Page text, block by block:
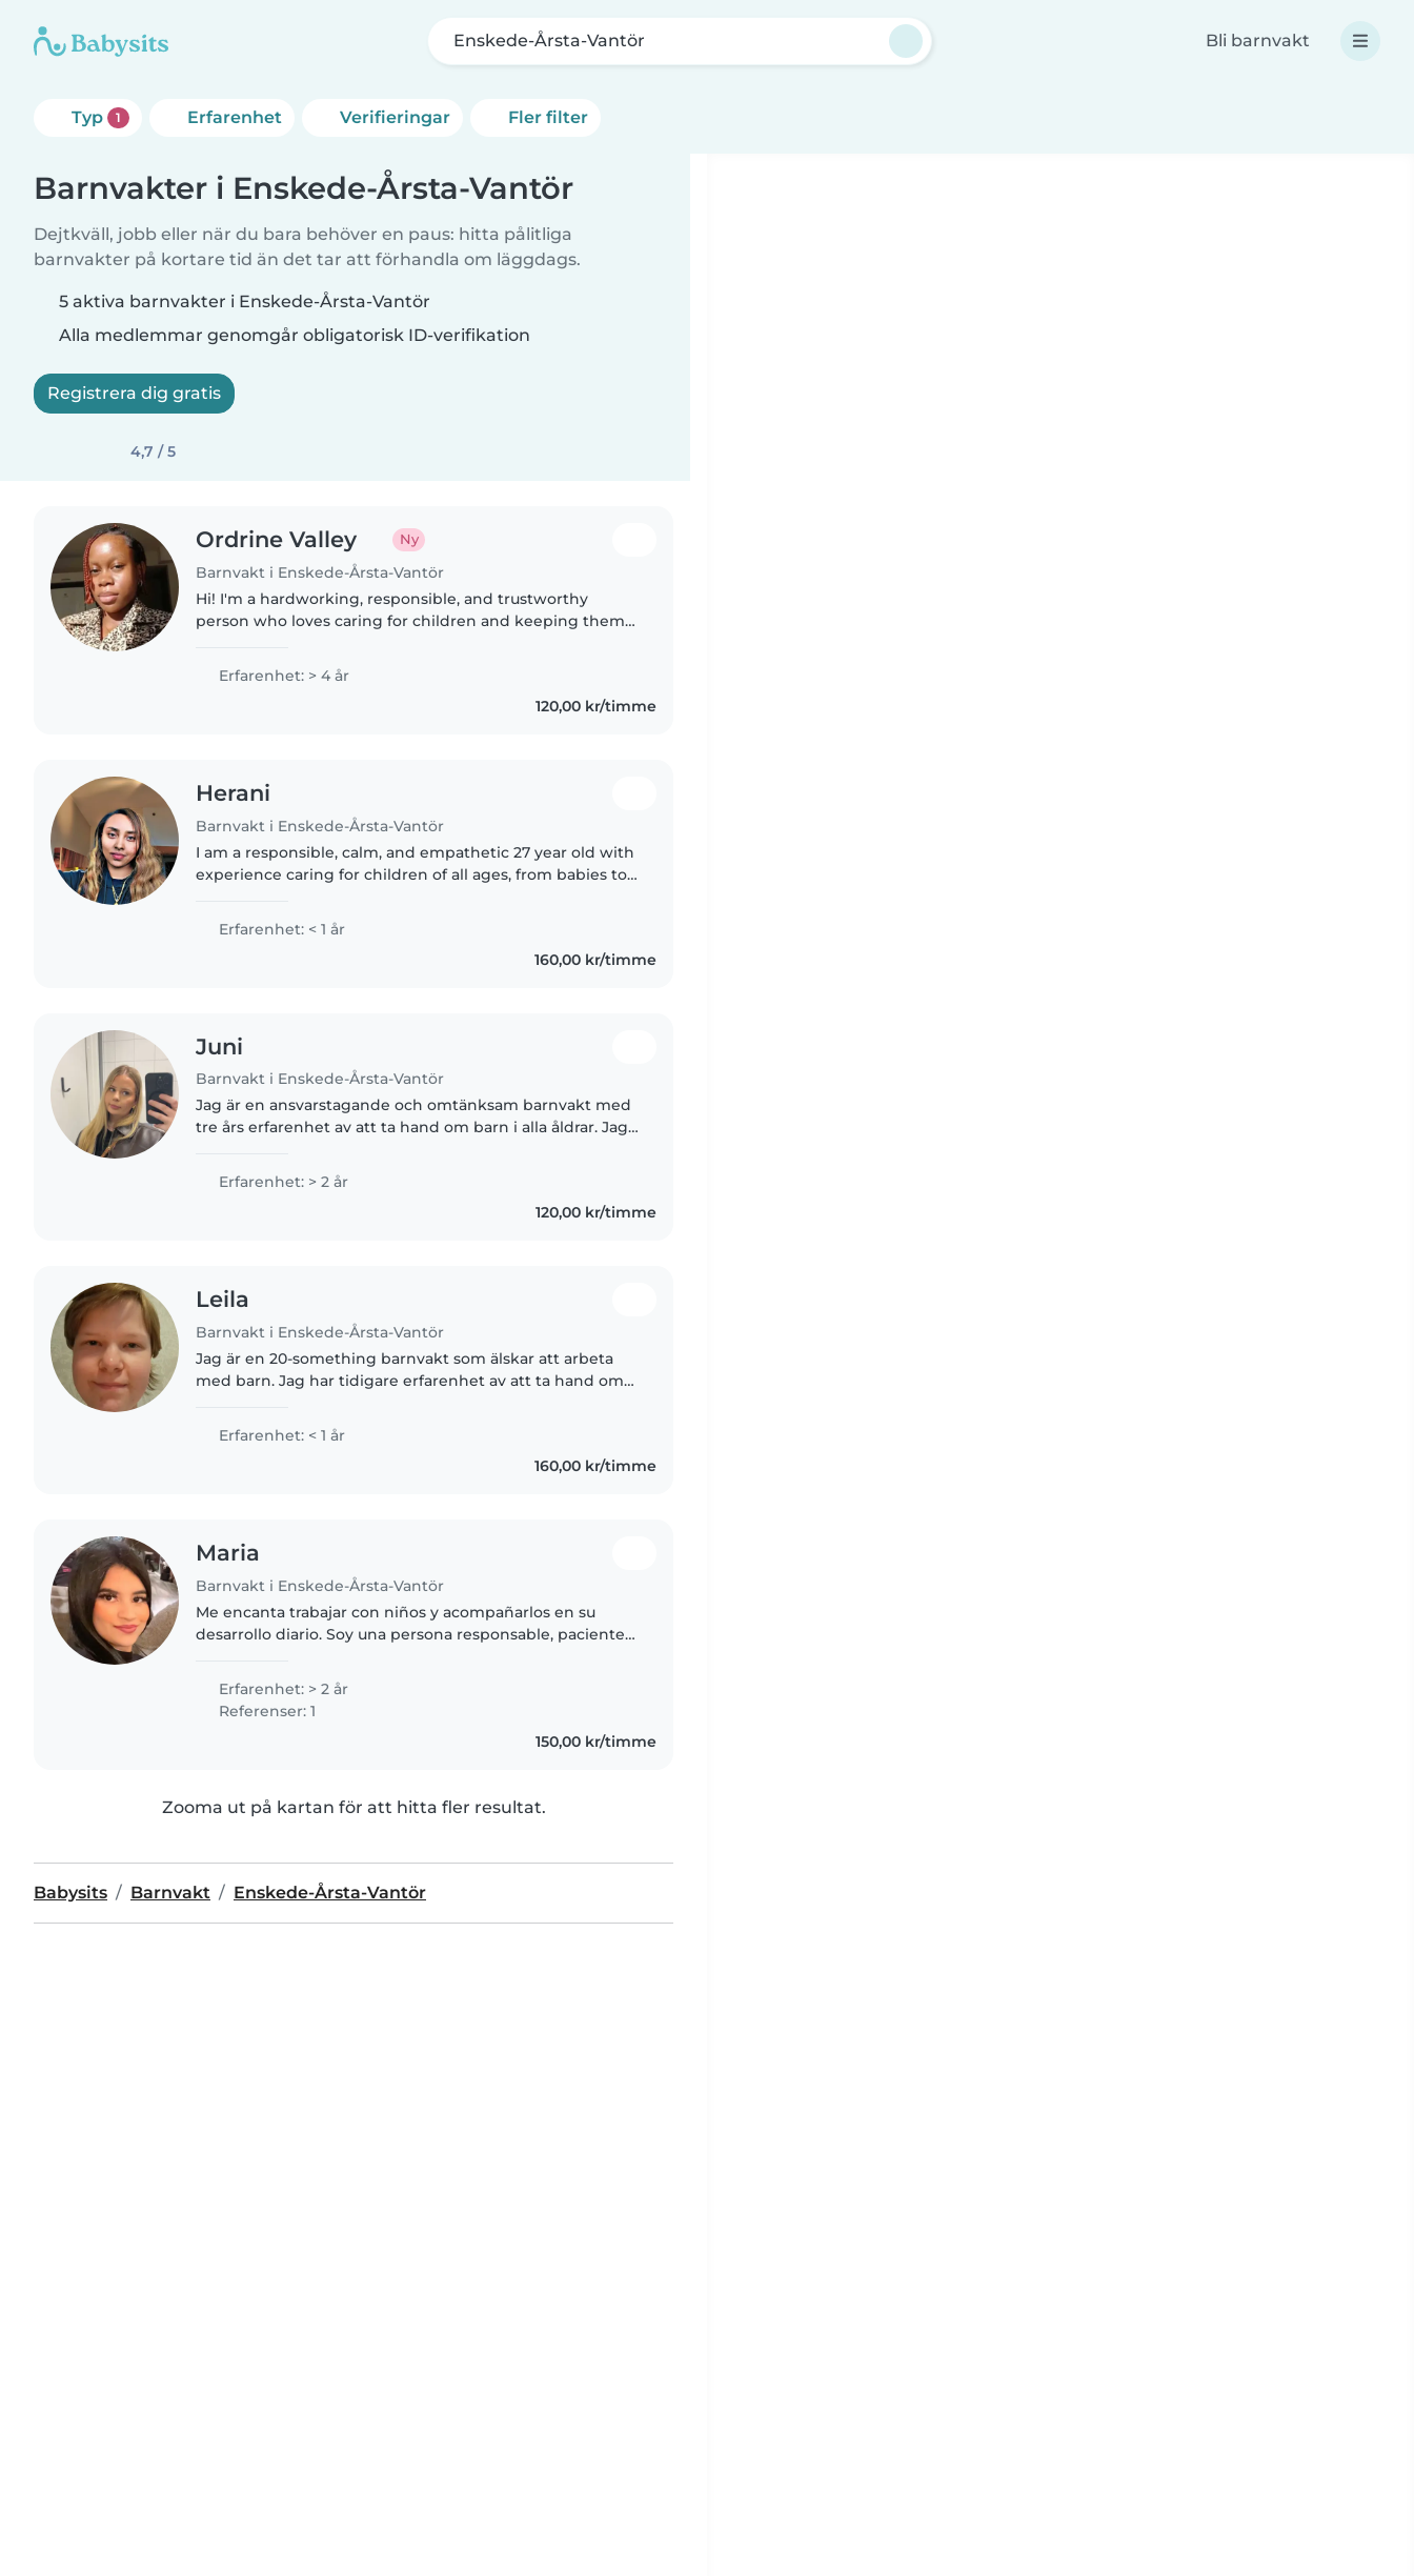
Enskede-Årsta-Vantör Bli barnvakt
Typ 1 Erfarenhet Verifieringar Fler filter
Barnvakter i Enskede-Årsta-Vantör
Dejtkväll, jobb eller när du bara behöver en paus: hitta pålitliga
barnvakter på kortare tid än det tar att förhandla om läggdags.
5 aktiva barnvakter i Enskede-Årsta-Vantör
Alla medlemmar genomgår obligatorisk ID-verifikation
Registrera dig gratis
4,7 / 5
Ordrine Valley Ny
Barnvakt i Enskede-Årsta-Vantör
Hi! I'm a hardworking, responsible, and trustworthy
person who loves caring for children and keeping them
keeping spaces clean..
Erfarenhet: > 4 år
120,00 kr/timme
Herani
Barnvakt i Enskede-Årsta-Vantör
I am a responsible, calm, and empathetic 27 year old with
experience caring for children of all ages, from babies to
Erfarenhet: < 1 år
160,00 kr/timme
Juni
Barnvakt i Enskede-Årsta-Vantör
Jag är en ansvarstagande och omtänksam barnvakt med
tre års erfarenhet av att ta hand om barn i alla åldrar. Jag
ångest och..
Erfarenhet: > 2 år
120,00 kr/timme
Leila
Barnvakt i Enskede-Årsta-Vantör
Jag är en 20-something barnvakt som älskar att arbeta
med barn. Jag har tidigare erfarenhet av att ta hand om
hushållssysslor. Jag..
Erfarenhet: < 1 år
160,00 kr/timme
Maria
Barnvakt i Enskede-Årsta-Vantör
Me encanta trabajar con niños y acompañarlos en su
desarrollo diario. Soy una persona responsable, paciente y
tranquilo y respetuoso..
Erfarenhet: > 2 år
Referenser: 1
150,00 kr/timme
Zooma ut på kartan för att hitta fler resultat.
Babysits Barnvakt Enskede-Årsta-Vantör